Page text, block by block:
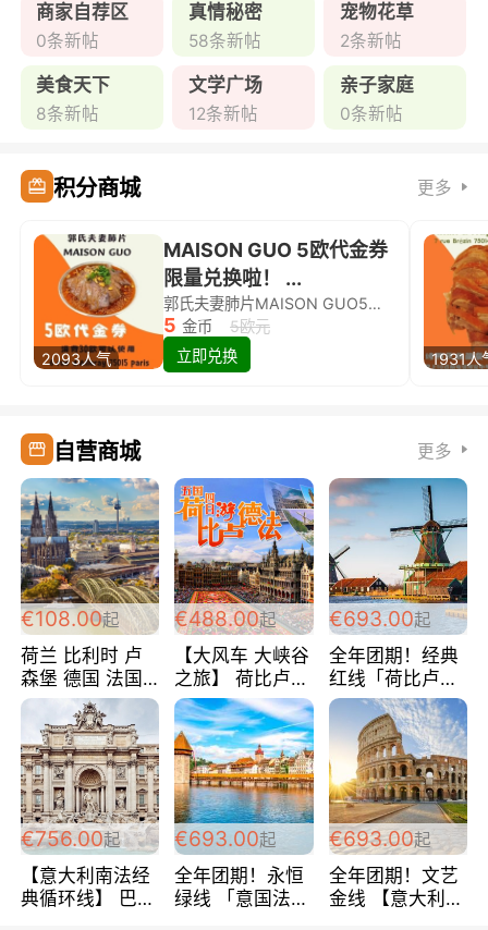
商家自荐区
0条新帖
真情秘密
58条新帖
宠物花草
2条新帖
美食天下
8条新帖
文学广场
12条新帖
亲子家庭
0条新帖
积分商城 更多
2093人气
MAISON GUO 5欧代金券
限量兑换啦！ ...
郭氏夫妻肺片MAISON GUO5欧代金券限量兑换啦！
5 金币
5欧元
立即兑换
1931人
自营商城 更多
€108.00起
荷兰 比利时 卢
森堡 德国 法国
超爽玩遍西欧 循
环线 全程四星宾
馆 108欧/人/天
€488.00起
【大风车 大峡谷
之旅】 荷比卢德
法 巴黎上下 经
典五国四日游
488欧/人
€693.00起
全年团期！经典
红线「荷比卢德
法」七天循环 五
国 仅售99欧/人/
天！巴黎上下！
包拼房~
€756.00起
【意大利南法经
典循环线】 巴黎
€693.00起
全年团期！永恒
绿线 「意国法
€693.00起
全年团期！文艺
金线 【意大利一